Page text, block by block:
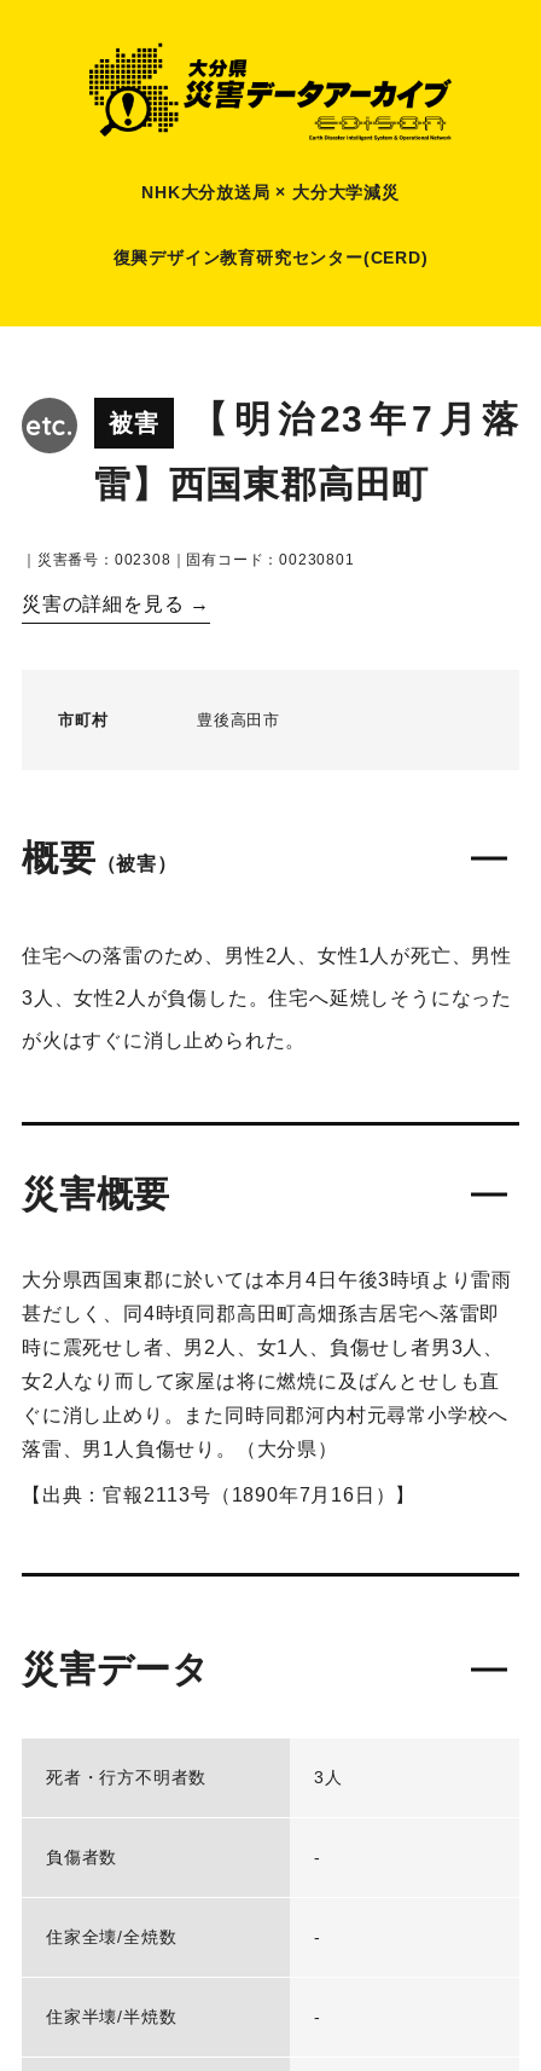
NHK大分放送局 × 大分大学減災
復興デザイン教育研究センター(CERD)
被害
【明治23年7月落
雷】西国東郡高田町
｜災害番号：002308｜固有コード：00230801
災害の詳細を見る →
市町村 豊後高田市
概要 （被害）
住宅への落雷のため、男性2人、女性1人が死亡、男性
3人、女性2人が負傷した。住宅へ延焼しそうになった
が火はすぐに消し止められた。
災害概要
大分県西国東郡に於いては本月4日午後3時頃より雷雨
甚だしく、同4時頃同郡高田町高畑孫吉居宅へ落雷即
時に震死せし者、男2人、女1人、負傷せし者男3人、
女2人なり而して家屋は将に燃焼に及ばんとせしも直
ぐに消し止めり。また同時同郡河内村元尋常小学校へ
落雷、男1人負傷せり。（大分県）
【出典：官報2113号（1890年7月16日）】
災害データ
死者・行方不明者数 3人
負傷者数 -
住家全壊/全焼数 -
住家半壊/半焼数 -